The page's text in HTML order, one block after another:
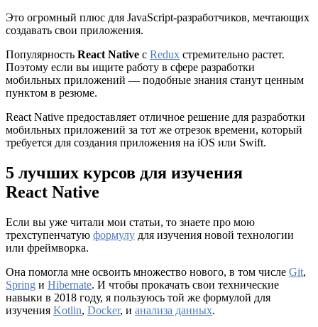
Это огромный плюс для JavaScript-разработчиков, мечтающих
создавать свои приложения.
Популярность React Native с Redux стремительно растет.
Поэтому если вы ищите работу в сфере разработки
мобильных приложений — подобные знания станут ценным
пунктом в резюме.
React Native предоставляет отличное решение для разработки
мобильных приложений за тот же отрезок времени, который
требуется для создания приложения на iOS или Swift.
5 лучших курсов для изучения
React Native
Если вы уже читали мои статьи, то знаете про мою
трехступенчатую формулу для изучения новой технологии
или фреймворка.
Она помогла мне освоить множество нового, в том числе Git,
Spring и Hibernate. И чтобы прокачать свои технические
навыки в 2018 году, я пользуюсь той же формулой для
изучения Kotlin, Docker, и анализа данных.